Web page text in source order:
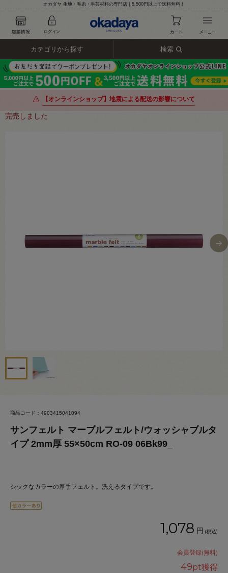
オカダヤ 生地・毛糸・手芸材料の専門店｜5,500円以上で送料無料！
カテゴリから探す 検索
【オンラインショップ】地震による配送の影響について
完売しました
商品コード：4903415041094
サンフェルト マーブルフェルト/ウォッシャブルタ
イプ 2mm厚 55×50cm RO-09 06Bk99_
シックなカラーの厚手フェルト。洗えるタイプです。
1,078 円 (税込)
会員登録(無料)
49pt獲得